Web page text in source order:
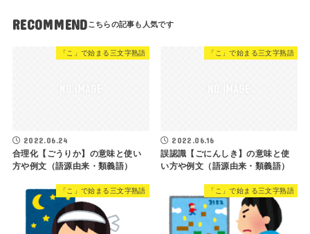
RECOMMEND
「こ」で始まる三文字熟語
2022.06.24
合理化【ごうりか】の意味と使い
方や例文（語源由来・類義語）
「こ」で始まる三文字熟語
2022.06.16
誤認識【ごにんしき】の意味と使
い方や例文（語源由来・類義語）
「こ」で始まる三文字熟語 「こ」で始まる三文字熟語